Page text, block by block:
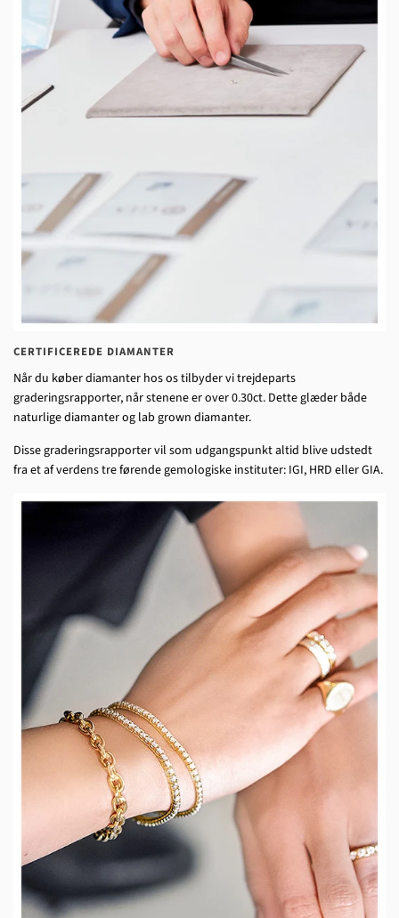
CERTIFICEREDE DIAMANTER
Når du køber diamanter hos os tilbyder vi trejdeparts
graderingsrapporter, når stenene er over 0.30ct. Dette glæder både
naturlige diamanter og lab grown diamanter.
Disse graderingsrapporter vil som udgangspunkt altid blive udstedt
fra et af verdens tre førende gemologiske instituter: IGI, HRD eller GIA.